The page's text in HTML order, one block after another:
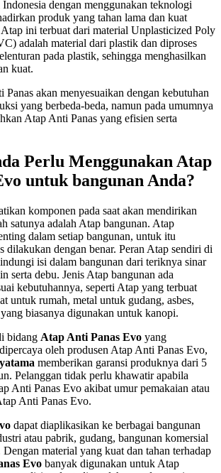
dengan menggunakan teknologi
produk yang tahan lama dan kuat
ini terbuat dari material Unplasticized Poly
adalah material dari plastik dan diproses
pada plastik, sehingga menghasilkan
kuat.
Panas akan menyesuaikan dengan kebutuhan
yang berbeda-beda, namun pada umumnya
Atap Anti Panas yang efisien serta
Perlu Menggunakan Atap
untuk bangunan Anda?
komponen pada saat akan mendirikan
satunya adalah Atap bangunan. Atap
dalam setiap bangunan, untuk itu
dilakukan dengan benar. Peran Atap sendiri di
isi dalam bangunan dari teriknya sinar
serta debu. Jenis Atap bangunan ada
kebutuhannya, seperti Atap yang terbuat
untuk rumah, metal untuk gudang, asbes,
biasanya digunakan untuk kanopi.
bidang Atap Anti Panas Evo yang
oleh produsen Atap Anti Panas Evo,
memberikan garansi produknya dari 5
Pelanggan tidak perlu khawatir apabila
Anti Panas Evo akibat umur pemakaian atau
Anti Panas Evo.
dapat diaplikasikan ke berbagai bangunan
atau pabrik, gudang, bangunan komersial
material yang kuat dan tahan terhadap
Evo banyak digunakan untuk Atap